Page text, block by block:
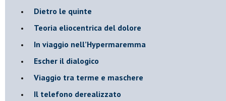
​Dietro le quinte
​Teoria eliocentrica del dolore
In viaggio nell’Hypermaremma
​Escher il dialogico
​Viaggio tra terme e maschere
Il telefono derealizzato